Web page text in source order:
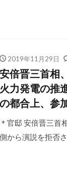
2019年11月29日
安倍晋三首相
火力発電の推
の都合上、参
＊官邸 安倍晋三首
側から演説を拒否